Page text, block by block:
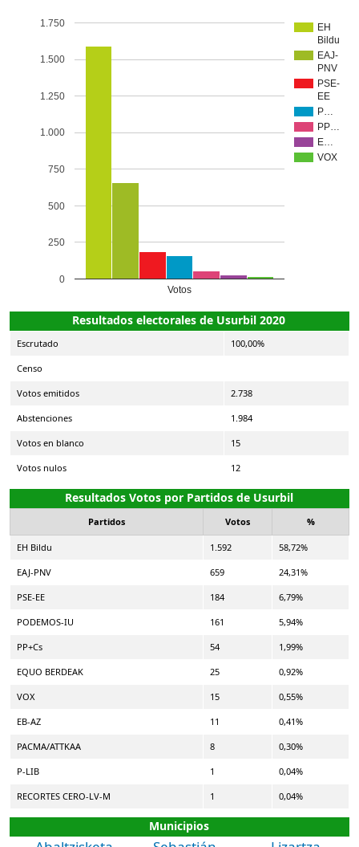
EH
Bildu
EAJ-
PNV
PSE-
EE
P…
PP…
E…
VOX
Votos
0
250
500
750
1.000
1.250
1.500
1.750
Resultados electorales de Usurbil 2020
Escrutado 100,00%
Censo
Votos emitidos 2.738
Abstenciones 1.984
Votos en blanco 15
Votos nulos 12
Resultados Votos por Partidos de Usurbil
Partidos Votos %
EH Bildu 1.592 58,72%
EAJ-PNV 659 24,31%
PSE-EE 184 6,79%
PODEMOS-IU 161 5,94%
PP+Cs 54 1,99%
EQUO BERDEAK 25 0,92%
VOX 15 0,55%
EB-AZ 11 0,41%
PACMA/ATTKAA 8 0,30%
P-LIB 1 0,04%
RECORTES CERO-LV-M 1 0,04%
Municipios